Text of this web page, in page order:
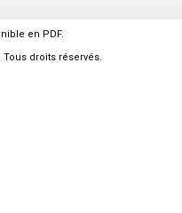
en PDF.
droits réservés.